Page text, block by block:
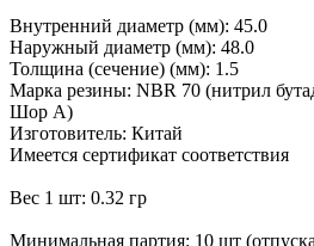
Внутренний диаметр (мм): 45.0
Наружный диаметр (мм): 48.0
Толщина (сечение) (мм): 1.5
Марка резины: NBR 70 (нитрил
Шор А)
Изготовитель: Китай
Имеется сертификат соответствия
Вес 1 шт: 0.32 гр
Минимальная партия: 10 шт